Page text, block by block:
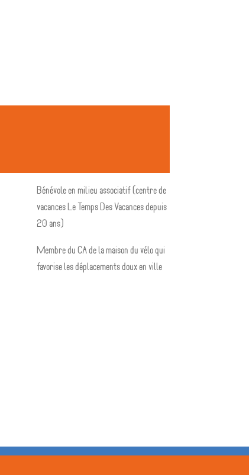
Bénévole en milieu associatif (centre de
vacances Le Temps Des Vacances depuis
20 ans)
Membre du CA de la maison du vélo qui
favorise les déplacements doux en ville